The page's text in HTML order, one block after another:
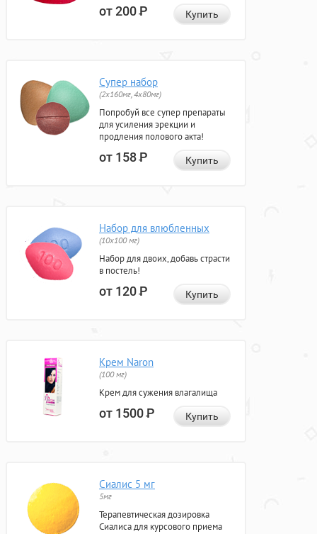
от 200Р Купить
Супер набор
(2х160мг, 4х80мг)
Попробуй все супер препараты
для усиления эрекции и
продления полового акта!
от 158Р Купить
Набор для влюбленных
(10х100 мг)
Набор для двоих, добавь страсти
в постель!
от 120Р Купить
Крем Naron
(100 мг)
Крем для сужения влагалища
от 1500Р Купить
Сиалис 5 мг
5мг
Терапевтическая дозировка
Сиалиса для курсового приема